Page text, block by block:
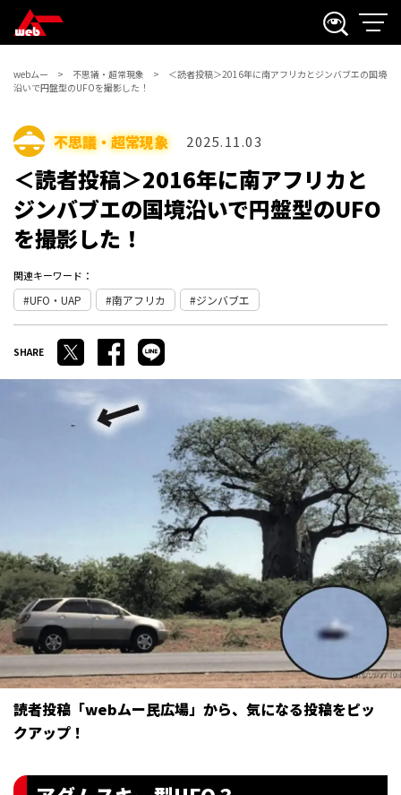
webムー 不思議・超常現象
＜読者投稿＞2016年に南アフリカとジンバブエの国境
沿いで円盤型のUFOを撮影した！
不思議・超常現象 2025.11.03
＜読者投稿＞2016年に南アフリカと
ジンバブエの国境沿いで円盤型のUFO
を撮影した！
関連キーワード：
UFO・UAP 南アフリカ ジンバブエ
読者投稿「webムー民広場」から、気になる投稿をピッ
クアップ！